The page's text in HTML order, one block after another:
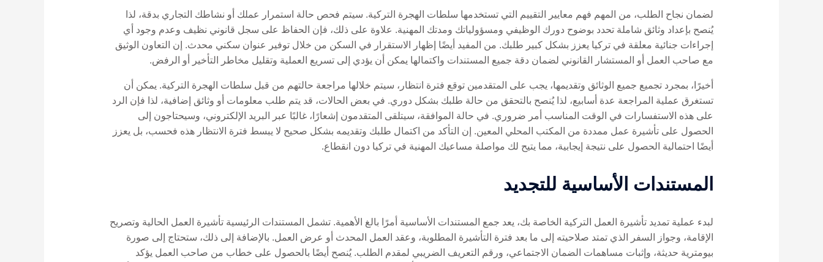
لضمان نجاح الطلب، من المهم فهم معايير التقييم التي تستخدمها سلطات الهجرة التركية. سيتم فحص حالة استمرار عملك أو نشاطك التجاري بدقة، لذا
يُنصح بإعداد وثائق شاملة تحدد بوضوح دورك الوظيفي ومسؤولياتك ومدتك المهنية. علاوة على ذلك، فإن الحفاظ على سجل قانوني نظيف وعدم وجود أي
إجراءات جنائية معلقة في تركيا يعزز بشكل كبير طلبك. من المفيد أيضًا إظهار الاستقرار في السكن من خلال توفير عنوان سكني محدث. إن التعاون الوثيق
مع صاحب العمل أو المستشار القانوني لضمان دقة جميع المستندات واكتمالها يمكن أن يؤدي إلى تسريع العملية وتقليل مخاطر التأخير أو الرفض.
أخيرًا، بمجرد تجميع جميع الوثائق وتقديمها، يجب على المتقدمين توقع فترة انتظار، سيتم خلالها مراجعة حالتهم من قبل سلطات الهجرة التركية. يمكن أن
تستغرق عملية المراجعة عدة أسابيع، لذا يُنصح بالتحقق من حالة طلبك بشكل دوري. في بعض الحالات، قد يتم طلب معلومات أو وثائق إضافية، لذا فإن الرد
على هذه الاستفسارات في الوقت المناسب أمر ضروري. في حالة الموافقة، سيتلقى المتقدمون إشعارًا، غالبًا عبر البريد الإلكتروني، وسيحتاجون إلى
الحصول على تأشيرة عمل ممددة من المكتب المحلي المعين. إن التأكد من اكتمال طلبك وتقديمه بشكل صحيح لا يبسط فترة الانتظار هذه فحسب، بل يعزز
أيضًا احتمالية الحصول على نتيجة إيجابية، مما يتيح لك مواصلة مساعيك المهنية في تركيا دون انقطاع.
المستندات الأساسية للتجديد
لبدء عملية تمديد تأشيرة العمل التركية الخاصة بك، يعد جمع المستندات الأساسية أمرًا بالغ الأهمية. تشمل المستندات الرئيسية تأشيرة العمل الحالية وتصريح
الإقامة، وجواز السفر الذي تمتد صلاحيته إلى ما بعد فترة التأشيرة المطلوبة، وعقد العمل المحدث أو عرض العمل. بالإضافة إلى ذلك، ستحتاج إلى صورة
بيومترية حديثة، وإثبات مساهمات الضمان الاجتماعي، ورقم التعريف الضريبي لمقدم الطلب. يُنصح أيضًا بالحصول على خطاب من صاحب العمل يؤكد